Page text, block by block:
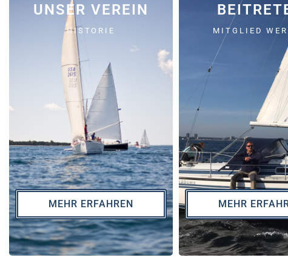
UNSER VEREIN
HISTORIE
MEHR ERFAHREN
MITGLIED
MEHR